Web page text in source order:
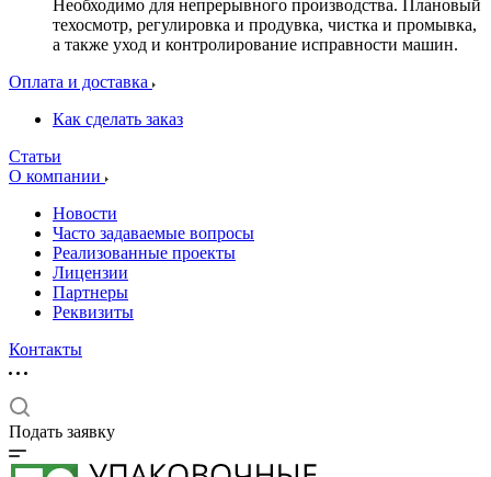
Необходимо для непрерывного производства. Плановый
техосмотр, регулировка и продувка, чистка и промывка,
а также уход и контролирование исправности машин.
Оплата и доставка
Как сделать заказ
Статьи
О компании
Новости
Часто задаваемые вопросы
Реализованные проекты
Лицензии
Партнеры
Реквизиты
Контакты
Подать заявку